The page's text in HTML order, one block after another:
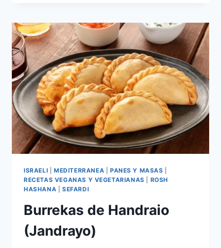
ISRAELI MEDITERRANEA PANES Y MASAS
RECETAS VEGANAS Y VEGETARIANAS
ROSH
HASHANA
SEFARDI
Burrekas de Handraio
(Jandrayo)